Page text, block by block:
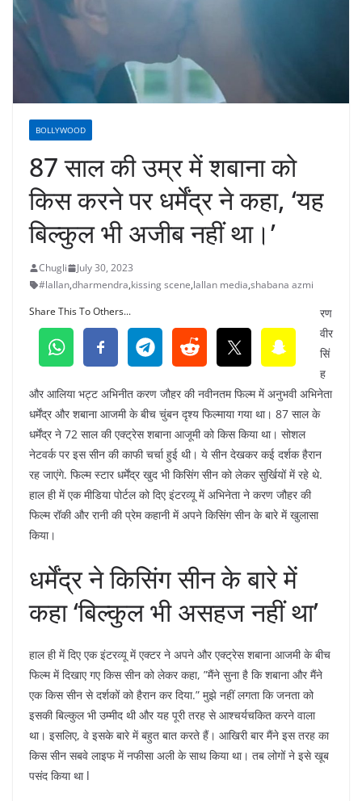
BOLLYWOOD
87 साल की उम्र में शबाना को
किस करने पर धर्मेंद्र ने कहा, ‘यह
बिल्कुल भी अजीब नहीं था।’
Chugli
July 30, 2023
#lallan,dharmendra,kissing scene,lallan media,shabana azmi
Share This To Others...
रण
वीर
सिं
ह
और आलिया भट्ट अभिनीत करण जौहर की नवीनतम फिल्म में अनुभवी अभिनेता
धर्मेंद्र और शबाना आजमी के बीच चुंबन दृश्य फिल्माया गया था। 87 साल के
धर्मेंद्र ने 72 साल की एक्ट्रेस शबाना आजूमी को किस किया था। सोशल
नेटवर्क पर इस सीन की काफी चर्चा हुई थी। ये सीन देखकर कई दर्शक हैरान
रह जाएंगे. फिल्म स्टार धर्मेंद्र खुद भी किसिंग सीन को लेकर सुर्खियों में रहे थे.
हाल ही में एक मीडिया पोर्टल को दिए इंटरव्यू में अभिनेता ने करण जौहर की
फिल्म रॉकी और रानी की प्रेम कहानी में अपने किसिंग सीन के बारे में खुलासा
किया।
धर्मेंद्र ने किसिंग सीन के बारे में
कहा ‘बिल्कुल भी असहज नहीं था’
हाल ही में दिए एक इंटरव्यू में एक्टर ने अपने और एक्ट्रेस शबाना आजमी के बीच
फिल्म में दिखाए गए किस सीन को लेकर कहा, ”मैंने सुना है कि शबाना और मैंने
एक किस सीन से दर्शकों को हैरान कर दिया.” मुझे नहीं लगता कि जनता को
इसकी बिल्कुल भी उम्मीद थी और यह पूरी तरह से आश्चर्यचकित करने वाला
था। इसलिए, वे इसके बारे में बहुत बात करते हैं। आखिरी बार मैंने इस तरह का
किस सीन सबवे लाइफ में नफीसा अली के साथ किया था। तब लोगों ने इसे खूब
पसंद किया था l